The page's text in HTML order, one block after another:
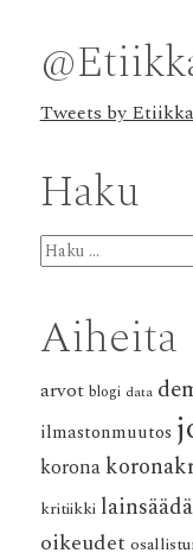
Tweets by Etiikka
Haku
Haku:
Aiheita
arvot blogi data
ilmastonmuutos
korona
kritiikki
oikeudet